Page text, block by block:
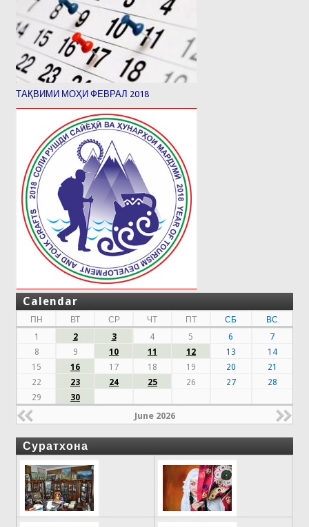
ТАҚВИМИ МОҲИ ФЕВРАЛ 2018
Calendar
ПН ВТ СР ЧТ ПТ СБ
ВС
1
2 3 4 5 6
7
8
9 10 11 12 13
14
15
16 17 18 19 20
21
22
23 24 25 26 27
28
29
30
June 2026
Суратхона